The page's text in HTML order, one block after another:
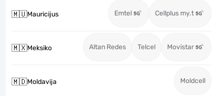
🇲🇺Mauricijus Emtel Cellplus my.t
🇲🇽Meksiko Altan Redes Telcel Movistar
🇲🇩Moldavija Moldcell